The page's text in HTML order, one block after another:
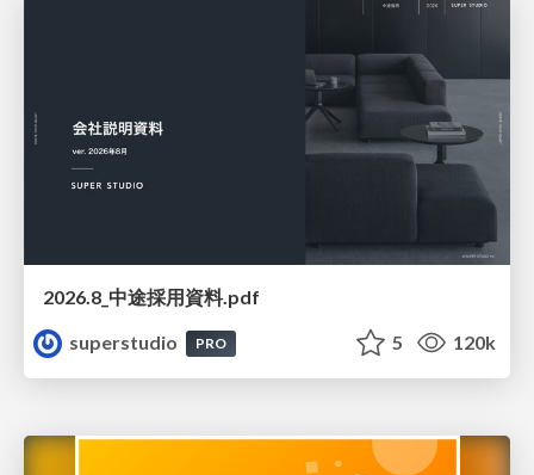
2026.8_中途採用資料.pdf
superstudio
PRO 5 120k